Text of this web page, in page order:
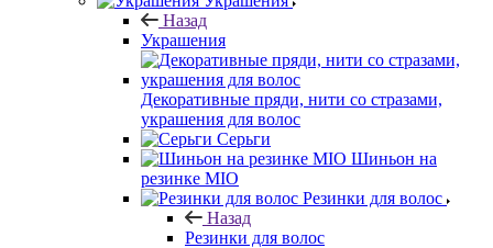
Назад
Украшения
Декоративные пряди, нити со стразами,
украшения для волос
Серьги
Шиньон на
резинке MIO
Резинки для волос
Назад
Резинки для волос